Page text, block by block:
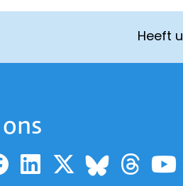
Heeft
naar de
Ga naar de
Ga naar de
Ga naar
Ga